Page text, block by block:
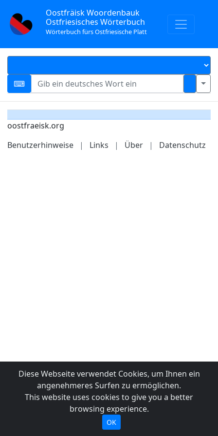
Oostfräisk Woordenbauk
Ostfriesisches Wörterbuch
Wörterbuch fürs Ostfriesische Platt
oostfraeisk.org
Benutzerhinweise
| Links | Über | Datenschutz
Diese Webseite verwendet Cookies, um Ihnen ein
angenehmeres Surfen zu ermöglichen.
This website uses cookies to give you a better
browsing experience.
OK